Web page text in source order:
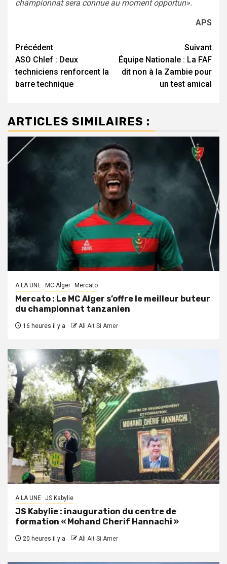
championnat sera connue au moment opportun».
APS
Navigation
d’article
Précédent
ASO Chlef : Deux
techniciens renforcent la
barre technique
Suivant
Équipe Nationale : La FAF
dit non à la Zambie pour
un test amical
ARTICLES SIMILAIRES :
A LA UNE MC Alger Mercato
Mercato : Le MC Alger s’offre le meilleur buteur
du championnat tanzanien
16 heures il y a Ali Ait Si Amer
A LA UNE JS Kabylie
JS Kabylie : inauguration du centre de
formation « Mohand Cherif Hannachi »
20 heures il y a Ali Ait Si Amer